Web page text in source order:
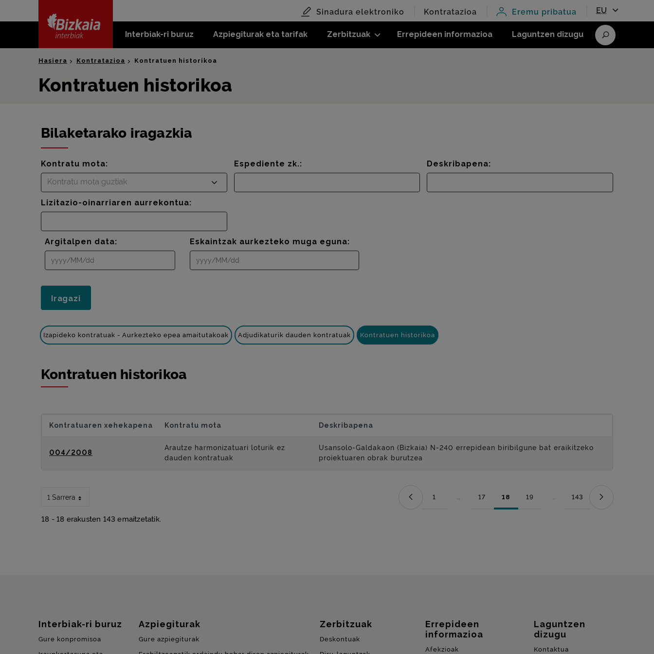
content
Interbiak-ri buruz Azpiegiturak eta tarifak Zerbitzuak Errepideen informazioa Laguntzen dizugu
Sinadura elektroniko Kontratazioa Eremu pribatua EU
Bilatu
Hasiera Kontratazioa Kontratuen historikoa
Kontratuen historikoa
Bilaketarako iragazkia
Kontratu mota:
Kontratu mota guztiak
Espediente zk.: Deskribapena:
Lizitazio-oinarriaren aurrekontua:
Argitalpen data: Eskaintzak aurkezteko muga eguna:
Izapideko kontratuak - Aurkezteko epea amaitutakoak Adjudikaturik dauden kontratuak Kontratuen historikoa
Kontratuen historikoa
Kontratuaren xehekapena Kontratu mota Deskribapena
004/2008
Arautze harmonizatuari loturik ez
dauden kontratuak
Usansolo-Galdakaon (Bizkaia) N-240 errepidean biribilgune bat eraikitzeko
proiektuaren obrak burutzea
1 Sarrera
18 - 18 erakusten 143 emaitzetatik.
Orrialdea
1 ...
Bitarteko orriak Use TAB to navigate.
Orrialdea
17 Orrialdea
18 Orrialdea
19 ...
Bitarteko orriak Use TAB to
Orrialdea
143
Gunearen mapa
Interbiak-ri buruz
Gure konpromisoa
Azpiegiturak
Gure azpiegiturak
Zerbitzuak
Deskontuak
Errepideen
informazioa
Afekzioak
Laguntzen
dizugu
Kontaktua